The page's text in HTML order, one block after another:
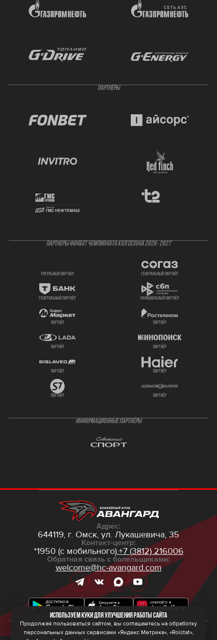
ПАРТНЁРЫ
ПАРТНЕРЫ ФОНБЕТ ЧЕМПИОНАТА КХЛ СЕЗОНА 2026- 2027
титульный партнер генеральный партнёр
генеральный партнёр официальный партнёр
партнёр партнёр
партнёр партнёр
партнёр партнёр
партнёр партнёр
ИНФОРМАЦИОННЫЕ ПАРТНЁРЫ
Адрес:
644119, г. Омск, ул. Лукашевича, 35
Контакт-центр:
*1950 (с мобильного),+7 (3812) 216006
Обратная связь с болельщиками:
welcome@hc-avangard.com
© 2026 ООО ХК «Авангард»
Используем куки для улучшения работы сайта
Продолжая пользоваться сайтом, вы соглашаетесь на обработку
персональных данных сервисами «Яндекс Метрика», «Roistat»,